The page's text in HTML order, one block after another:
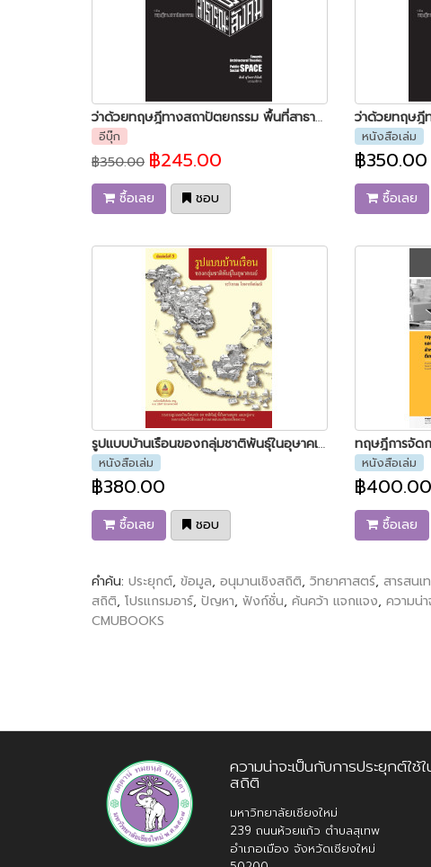
ว่าด้วยทฤษฎีทางสถาปัตยกรรม พื้นที่สาธารณะและพื้นที่ทางสังคม
อีบุ๊ก
฿350.00 ฿245.00
ซื้อเลย ชอบ
หนังสือเล่ม
฿350.00
ซื้อเลย
รูปแบบบ้านเรือนของกลุ่มชาติพันธุ์ในอุษาคเนย์
หนังสือเล่ม
฿380.00
ซื้อเลย ชอบ
ทฤษฎีการจัด
หนังสือเล่ม
฿400.00
ซื้อเลย
คำค้น: ประยุกต์, ข้อมูล, อนุมานเชิงสถิติ, วิทยาศาสตร์, สารสนเ
สถิติ, โปรแกรมอาร์, ปัญหา, ฟังก์ชั่น, ค้นคว้า แจกแจง, ความน่า
CMUBOOKS
ความน่าจะเป็นกับการประยุกต์ใช้
สถิติ
มหาวิทยาลัยเชียงใหม่
239 ถนนห้วยแก้ว ตำบลสุเทพ
อำเภอเมือง จังหวัดเชียงใหม่